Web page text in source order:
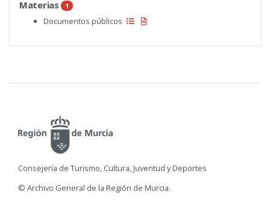
Materias 1
Documentos públicos
Consejería de Turismo, Cultura, Juventud y Deportes
© Archivo General de la Región de Murcia.